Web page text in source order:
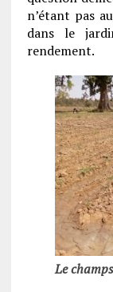
n’étant pas
dans le
rendement.
Le